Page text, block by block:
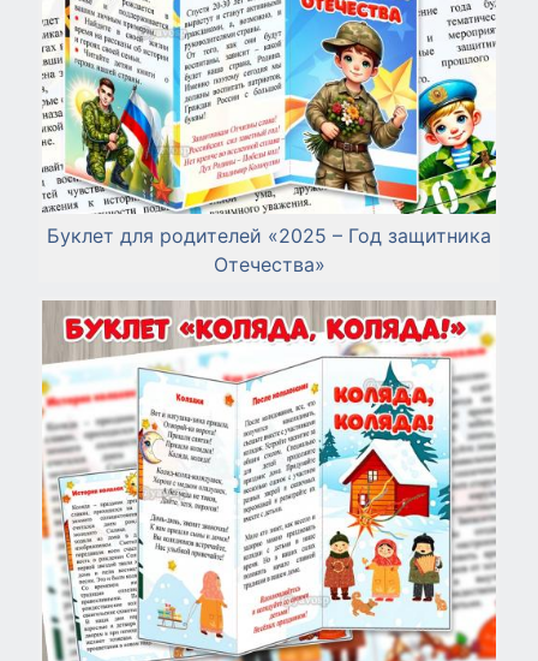
Буклет для родителей «2025 – Год защитника
Отечества»